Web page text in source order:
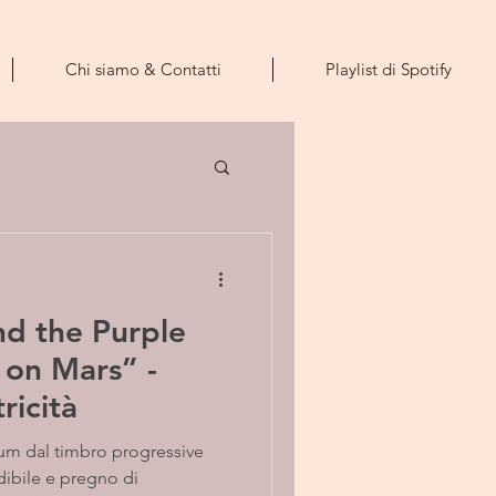
Chi siamo & Contatti Playlist di Spotify
the Purple
Mars” -
dal timbro progressive
e pregno di